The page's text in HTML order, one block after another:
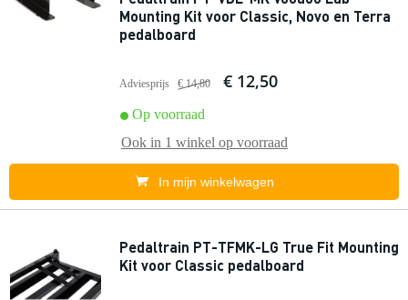
Mounting Kit voor Classic, Novo en Terra
pedalboard
Adviesprijs € 14,80 € 12,50
Op voorraad
Ook in 1 winkel op voorraad
In mijn winkelwagen
Pedaltrain PT-TFMK-LG True Fit Mounting
Kit voor Classic pedalboard